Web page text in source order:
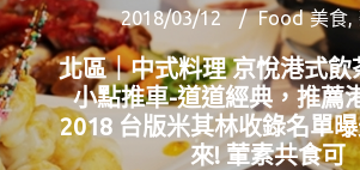
2018/03/12 Food 美食,
北區｜中式料理 京悅港式飲
小點推車-道道經典，推薦
2018 台版米其林收錄名單
來! 葷素共食可